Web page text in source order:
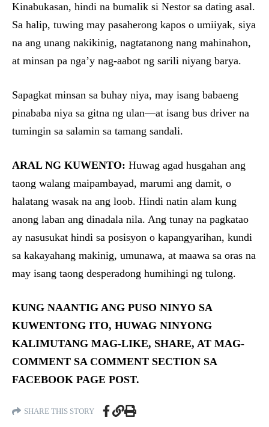
Kinabukasan, hindi na bumalik si Nestor sa dating asal.
Sa halip, tuwing may pasaherong kapos o umiiyak, siya
na ang unang nakikinig, nagtatanong nang mahinahon,
at minsan pa nga’y nag-aabot ng sarili niyang barya.
Sapagkat minsan sa buhay niya, may isang babaeng
pinababa niya sa gitna ng ulan—at isang bus driver na
tumingin sa salamin sa tamang sandali.
ARAL NG KUWENTO: Huwag agad husgahan ang
taong walang maipambayad, marumi ang damit, o
halatang wasak na ang loob. Hindi natin alam kung
anong laban ang dinadala nila. Ang tunay na pagkatao
ay nasusukat hindi sa posisyon o kapangyarihan, kundi
sa kakayahang makinig, umunawa, at maawa sa oras na
may isang taong desperadong humihingi ng tulong.
KUNG NAANTIG ANG PUSO NINYO SA
KUWENTONG ITO, HUWAG NINYONG
KALIMUTANG MAG-LIKE, SHARE, AT MAG-
COMMENT SA COMMENT SECTION SA
FACEBOOK PAGE POST.
SHARE THIS STORY